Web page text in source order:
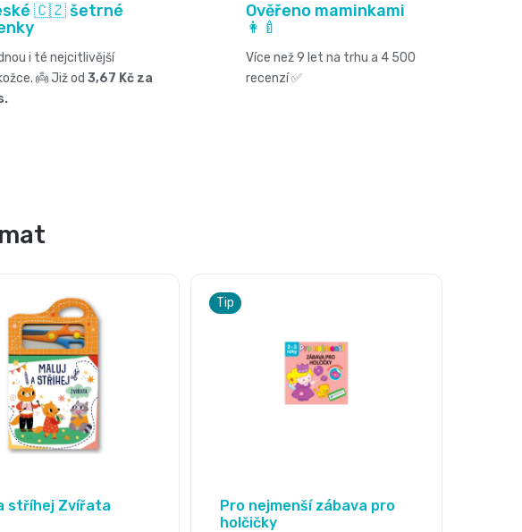
🇨🇿 šetrné
i té nejcitlivější
👼 Již od 3,67 Kč za
Ověřeno maminkami
👩‍🍼
Více než 9 let na trhu a 4 500
recenzí ✅
stříhej Zvířata
Tip
Pro nejmenší zábava pro
holčičky